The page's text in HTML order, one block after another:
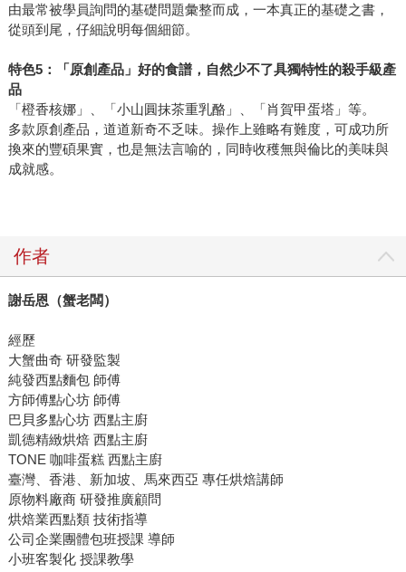
由最常被學員詢問的基礎問題彙整而成，一本真正的基礎之書，
從頭到尾，仔細說明每個細節。
特色5：「原創產品」好的食譜，自然少不了具獨特性的殺手級產
品
「橙香核娜」、「小山圓抹茶重乳酪」、「肖賀甲蛋塔」等。
多款原創產品，道道新奇不乏味。操作上雖略有難度，可成功所
換來的豐碩果實，也是無法言喻的，同時收穫無與倫比的美味與
成就感。
作者
謝岳恩（蟹老闆）
經歷
大蟹曲奇 研發監製
純發西點麵包 師傅
方師傅點心坊 師傅
巴貝多點心坊 西點主廚
凱德精緻烘焙 西點主廚
TONE 咖啡蛋糕 西點主廚
臺灣、香港、新加坡、馬來西亞 專任烘焙講師
原物料廠商 研發推廣顧問
烘焙業西點類 技術指導
公司企業團體包班授課 導師
小班客製化 授課教學